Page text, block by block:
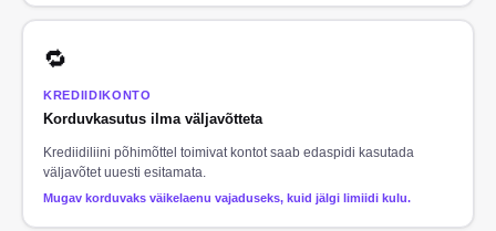
🔁
KREDIIDIKONTO
Korduvkasutus ilma väljavõtteta
Krediidiliini põhimõttel toimivat kontot saab edaspidi kasutada
väljavõtet uuesti esitamata.
Mugav korduvaks väikelaenu vajaduseks, kuid jälgi limiidi kulu.